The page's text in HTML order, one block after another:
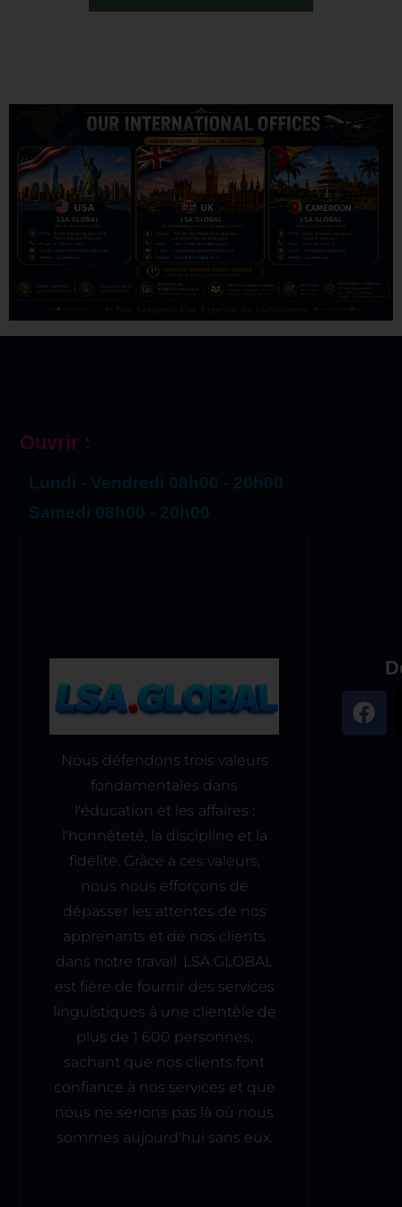
Ouvrir :
Lundi - Vendredi 08h00 - 20h00
Samedi 08h00 - 20h00
Nous défendons trois valeurs
fondamentales dans
l'éducation et les affaires :
l'honnêteté, la discipline et la
fidélité. Grâce à ces valeurs,
nous nous efforçons de
dépasser les attentes de nos
apprenants et de nos clients
dans notre travail. LSA.GLOBAL
est fière de fournir des services
linguistiques à une clientèle de
plus de 1 600 personnes,
sachant que nos clients font
confiance à nos services et que
nous ne serions pas là où nous
sommes aujourd'hui sans eux.